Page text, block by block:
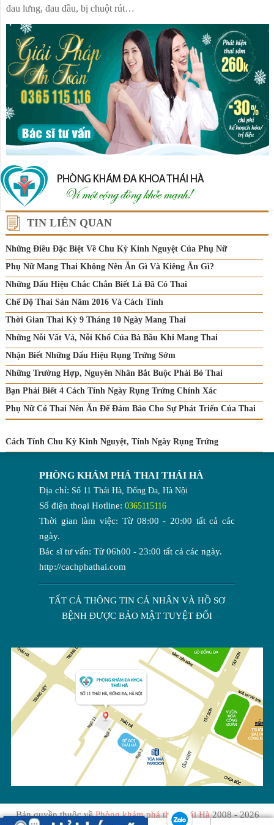
đau lưng, đau đầu, bị chuột rút…
TIN LIÊN QUAN
Những Điều Đặc Biệt Về Chu Kỳ Kinh Nguyệt Của Phụ Nữ
Phụ Nữ Mang Thai Không Nên Ăn Gì Và Kiêng Ăn Gì?
Những Dấu Hiệu Chắc Chắn Biết Là Đã Có Thai
Chế Độ Thai Sản Năm 2016 Và Cách Tính
Thời Gian Thai Kỳ 9 Tháng 10 Ngày Mang Thai
Những Nỗi Vất Vả, Nỗi Khổ Của Bà Bầu Khi Mang Thai
Nhận Biết Những Dấu Hiệu Rụng Trứng Sớm
Những Trường Hợp, Nguyên Nhân Bắt Buộc Phải Bỏ Thai
Bạn Phải Biết 4 Cách Tính Ngày Rụng Trứng Chính Xác
Phụ Nữ Có Thai Nên Ăn Để Đảm Bảo Cho Sự Phát Triển Của Thai
Cách Tính Chu Kỳ Kinh Nguyệt, Tính Ngày Rụng Trứng
PHÒNG KHÁM PHÁ THAI THÁI HÀ
Địa chỉ: Số 11 Thái Hà, Đống Đa, Hà Nội
Số điện thoại Hotline: 0365115116
Thời gian làm việc: Từ 08:00 - 20:00 tất cả các
ngày.
Bác sĩ tư vấn: Từ 06h00 - 23:00 tất cả các ngày.
http://cachphathai.com
TẤT CẢ THÔNG TIN CÁ NHÂN VÀ HỒ SƠ
BỆNH ĐƯỢC BẢO MẬT TUYỆT ĐỐI
Bản quyền thuộc vềPhòng khám phá thai Thái Hà2008 - 2026